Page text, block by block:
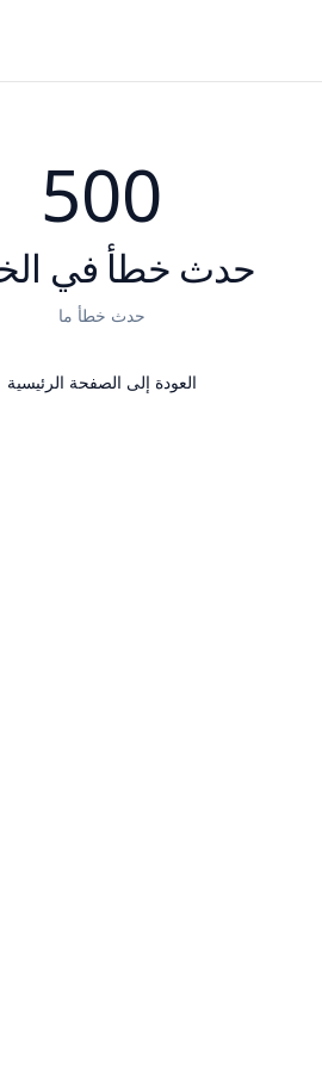
500
حدث خطأ في
حدث خطأ ما
العودة إلى الصفحة الرئيسية